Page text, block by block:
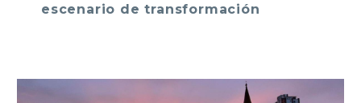
escenario de transformación